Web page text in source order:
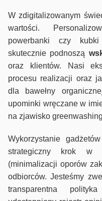
W zdigitalizowanym
wartości.
powerbanki czy
skutecznie podnoszą
oraz klientów. Nasi
procesu realizacji oraz
dla bawełny
upominki wręczane w
na zjawisko
Wykorzystanie
strategiczny krok w
(minimalizacji oporów
odbiorców. Jesteśmy
transparentna